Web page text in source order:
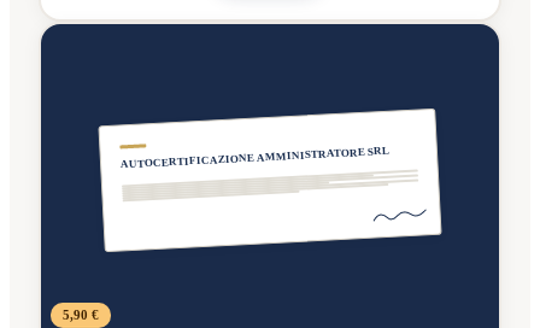
AUTOCERTIFICAZIONE AMMINISTRATORE SRL
5,90 €